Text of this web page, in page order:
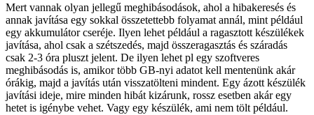
Mert vannak olyan jellegű meghibásodások, ahol a hibakeresés és
annak javítása egy sokkal összetettebb folyamat annál, mint például
egy akkumulátor cseréje. Ilyen lehet például a ragasztott készülékek
javítása, ahol csak a szétszedés, majd összeragasztás és száradás
csak 2-3 óra pluszt jelent. De ilyen lehet pl egy szoftveres
meghibásodás is, amikor több GB-nyi adatot kell mentenünk akár
órákig, majd a javítás után visszatölteni mindent. Egy ázott készülék
javítási ideje, mire minden hibát kizárunk, rossz esetben akár egy
hetet is igénybe vehet. Vagy egy készülék, ami nem tölt például.